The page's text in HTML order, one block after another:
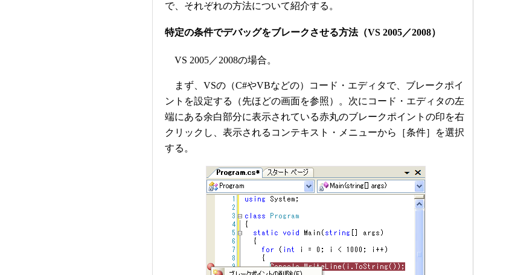
で、それぞれの方法について紹介する。
特定の条件でデバッグをブレークさせる方法（VS 2005／2008）
VS 2005／2008の場合。
まず、VSの（C#やVBなどの）コード・エディタで、ブレークポイ
ントを設定する（先ほどの画面を参照）。次にコード・エディタの左
端にある余白部分に表示されている赤丸のブレークポイントの印を右
クリックし、表示されるコンテキスト・メニューから［条件］を選択
する。